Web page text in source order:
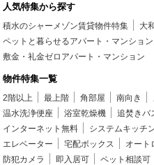
人気特集から探す
積水のシャーメゾン賃貸物件特集
大
ペットと暮らせるアパート・マンション
敷金・礼金ゼロアパート・マンション
物件特集一覧
2階以上 最上階 角部屋 南向き
温水洗浄便座
浴室乾燥機 追焚きバ
インターネット無料
システムキッチ
エレベーター
宅配ボックス オート
防犯カメラ
即入居可 ペット相談可